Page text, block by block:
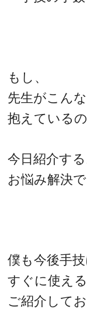
もし、
先生がこん
抱えている
今日紹介す
お悩み解決
僕も今後手
すぐに使え
ご紹介して